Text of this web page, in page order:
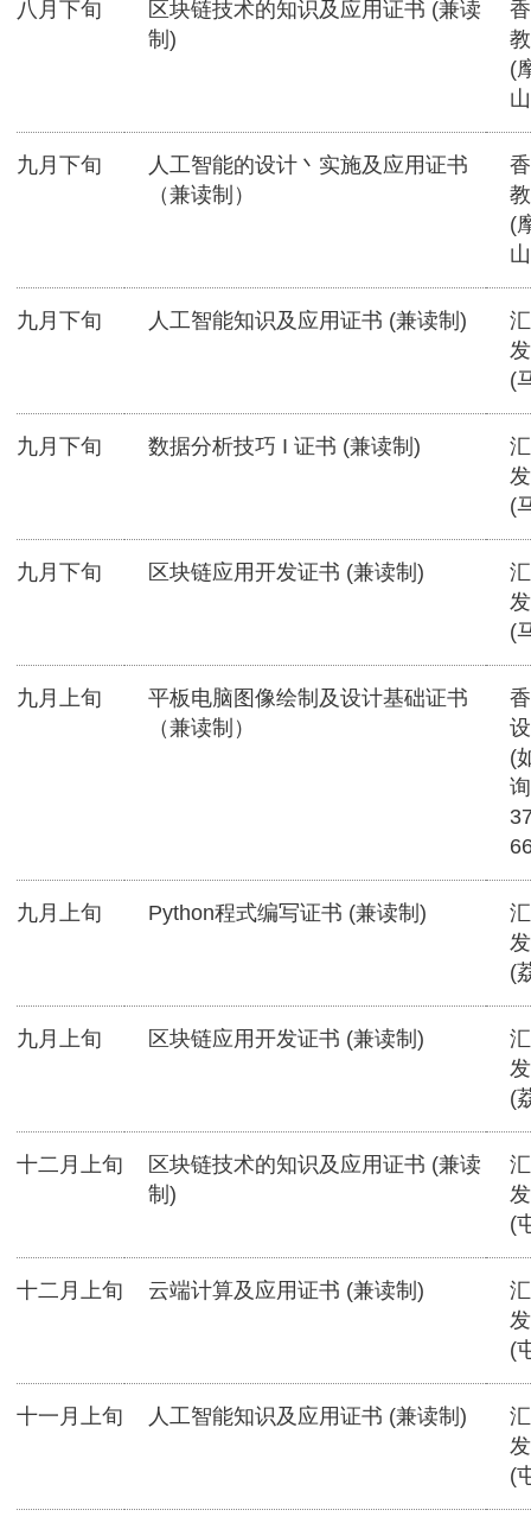
八月下旬
区块链技术的知识及应用证书 (兼读
制)
(
九月下旬
人工智能的设计丶实施及应用证书
（兼读制）
(
九月下旬 人工智能知识及应用证书 (兼读制)
(
九月下旬 数据分析技巧 I 证书 (兼读制)
(
九月下旬 区块链应用开发证书 (兼读制)
(
九月上旬
平板电脑图像绘制及设计基础证书
（兼读制）
(
九月上旬 Python程式编写证书 (兼读制)
(
九月上旬 区块链应用开发证书 (兼读制)
(
十二月上旬
区块链技术的知识及应用证书 (兼读
制)
(
十二月上旬 云端计算及应用证书 (兼读制)
(
十一月上旬 人工智能知识及应用证书 (兼读制)
(